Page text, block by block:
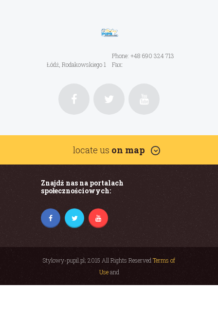
Phone: +48 690 324 713
Fax:
Łódź, Rodakowskiego 1
locate us on map
Znajdź nas na portalach
społecznościowych:
Stylowy-pupil.pl; 2015 All Rights ReservedTerms of
Useand